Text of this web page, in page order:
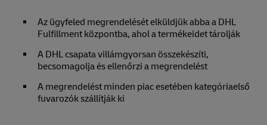
Az ügyfeled megrendelését elküldjük abba a DHL
Fulfillment központba, ahol a termékeidet tárolják
A DHL csapata villámgyorsan összekészíti,
becsomagolja és ellenőrzi a megrendelést
A megrendelést minden piac esetében kategóriaelső
fuvarozók szállítják ki